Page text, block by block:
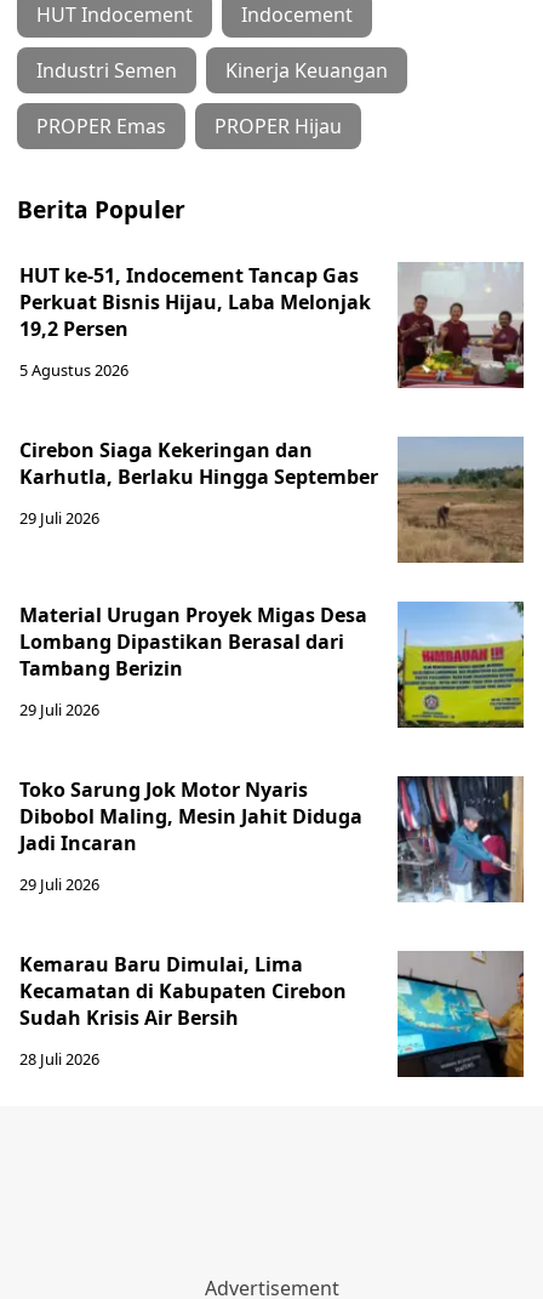
HUT Indocement Indocement
Industri Semen Kinerja Keuangan
PROPER Emas PROPER Hijau
Berita Populer
HUT ke-51, Indocement Tancap Gas
Perkuat Bisnis Hijau, Laba Melonjak
19,2 Persen
5 Agustus 2026
Cirebon Siaga Kekeringan dan
Karhutla, Berlaku Hingga September
29 Juli 2026
Material Urugan Proyek Migas Desa
Lombang Dipastikan Berasal dari
Tambang Berizin
29 Juli 2026
Toko Sarung Jok Motor Nyaris
Dibobol Maling, Mesin Jahit Diduga
Jadi Incaran
29 Juli 2026
Kemarau Baru Dimulai, Lima
Kecamatan di Kabupaten Cirebon
Sudah Krisis Air Bersih
28 Juli 2026